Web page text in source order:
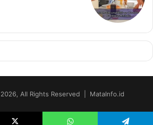
All Rights Reserved | MataInfo.id